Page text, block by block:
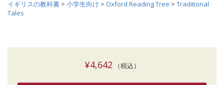
イギリスの教科書 > 小学生向け > Oxford Reading Tree > Traditional
Tales
¥4,642 （税込）